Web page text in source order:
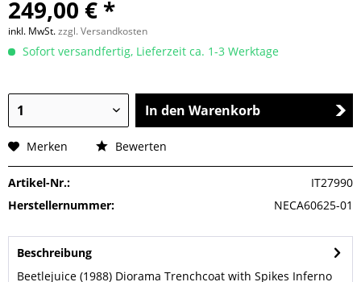
249,00 € *
inkl. MwSt.zzgl. Versandkosten
Sofort versandfertig, Lieferzeit ca. 1-3 Werktage
In den Warenkorb
Merken Bewerten
Artikel-Nr.:
IT27990
Herstellernummer:
NECA60625-01
Beschreibung
Beetlejuice (1988) Diorama Trenchcoat with Spikes Inferno